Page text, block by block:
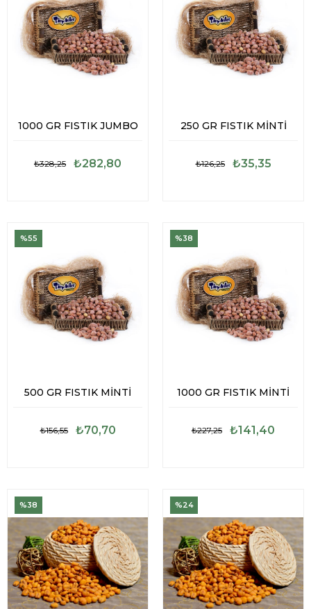
1000 GR FISTIK JUMBO
₺282,80
₺328,25
250 GR FISTIK MİNTİ
₺35,35
₺126,25
500 GR FISTIK MİNTİ
₺70,70
₺156,55
%55
1000 GR FISTIK MİNTİ
₺141,40
₺227,25
%38
%38 %24